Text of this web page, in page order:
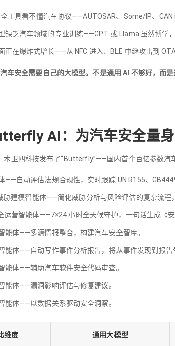
工具看不懂汽车协议——AUTOSAR、Some/IP、
缺乏汽车领域的专业训练——GPT 或 Llama 虽然博学
正在爆炸式增长——从 NFC 进入、BLE 中继攻击到
车安全需要自己的大模型。不是通用 AI 不够好，而
AI：为汽车安全量身
木卫四科技发布了“Butterfly”——国内首个百亿参数
——自动评估法规合规性，实时跟踪 UN R155、
胁建模智能体——简化威胁分析与风险评估的复杂流程
运营智能体——7×24 小时全天候守护，一句话生成《安
能体——多源情报整合，构建汽车安全智库。
能体——自动写作事件分析报告，将从事件发现到报告
能体——辅助汽车软件安全代码审查。
能体——漏洞影响评估与修复建议。
能体——以数据关系驱动安全洞察。
维度 通用大模型